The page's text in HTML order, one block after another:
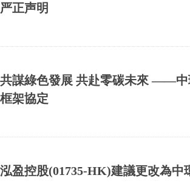
严正声明
共謀綠色發展 共赴零碳未來 ——中
框架協定
泓盈控股(01735-HK)建議更改為中